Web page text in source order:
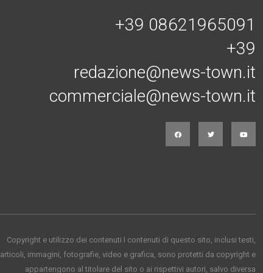
+39 08621965091
+39
redazione@news-town.it
commerciale@news-town.it
Copyright e utilizzo dei contenuti I contenuti di questo sito, inclusi testi,
articoli, immagini, fotografie, video e grafica, sono protetti da copyright e
appartengono al titolare del sito o ai rispettivi autori, salvo diversa